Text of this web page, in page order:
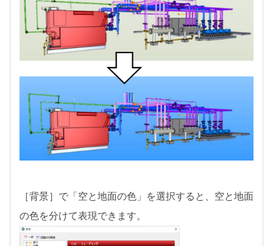
［背景］で「空と地面の色」を選択すると、空と地面
の色を分けて表現できます。